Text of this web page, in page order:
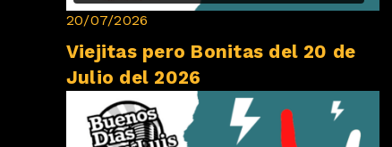
20/07/2026
Viejitas pero Bonitas del 20 de
Julio del 2026